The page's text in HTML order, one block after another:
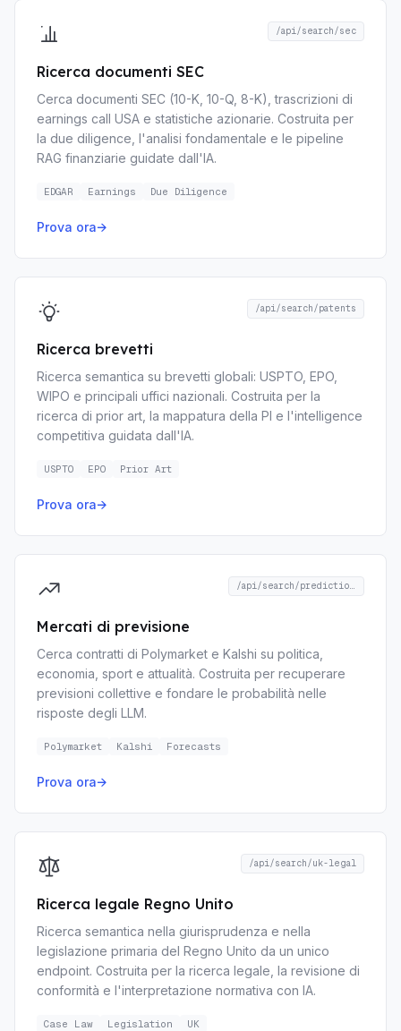
/api/search/sec
Ricerca documenti SEC
Cerca documenti SEC (10-K, 10-Q, 8-K), trascrizioni di
earnings call USA e statistiche azionarie. Costruita per
la due diligence, l'analisi fondamentale e le pipeline
RAG finanziarie guidate dall'IA.
EDGAR Earnings Due Diligence
Prova ora→
/api/search/patents
Ricerca brevetti
Ricerca semantica su brevetti globali: USPTO, EPO,
WIPO e principali uffici nazionali. Costruita per la
ricerca di prior art, la mappatura della PI e l'intelligence
competitiva guidata dall'IA.
USPTO EPO Prior Art
Prova ora→
Mercati di previsione
Cerca contratti di Polymarket e Kalshi su politica,
economia, sport e attualità. Costruita per recuperare
previsioni collettive e fondare le probabilità nelle
risposte degli LLM.
Polymarket Kalshi Forecasts
Prova ora→
/api/search/uk-legal
Ricerca legale Regno Unito
Ricerca semantica nella giurisprudenza e nella
legislazione primaria del Regno Unito da un unico
endpoint. Costruita per la ricerca legale, la revisione di
conformità e l'interpretazione normativa con IA.
Case Law Legislation UK